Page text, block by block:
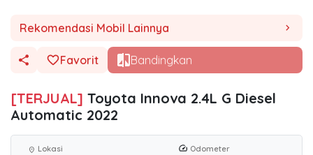
Rekomendasi Mobil Lainnya chevron_right
Favorit Bandingkan
[TERJUAL] Toyota Innova 2.4L G Diesel
Automatic 2022
location_on Lokasi Odometer